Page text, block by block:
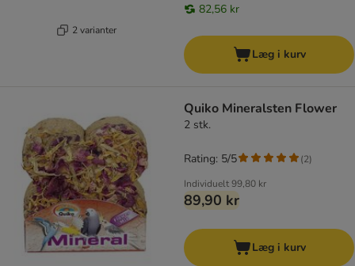
2 varianter
82,56 kr
Læg i kurv
Quiko Mineralsten Flower
2 stk.
Individuelt99,80 kr
89,90 kr
Rating: 5/5 (2)
Læg i kurv